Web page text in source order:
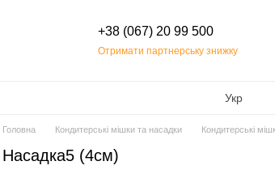
+38 (067) 20 99 500
Отримати партнерську знижку
Укр
Головна Кондитерські мішки та насадки Кондитерські
Насадка5 (4см)